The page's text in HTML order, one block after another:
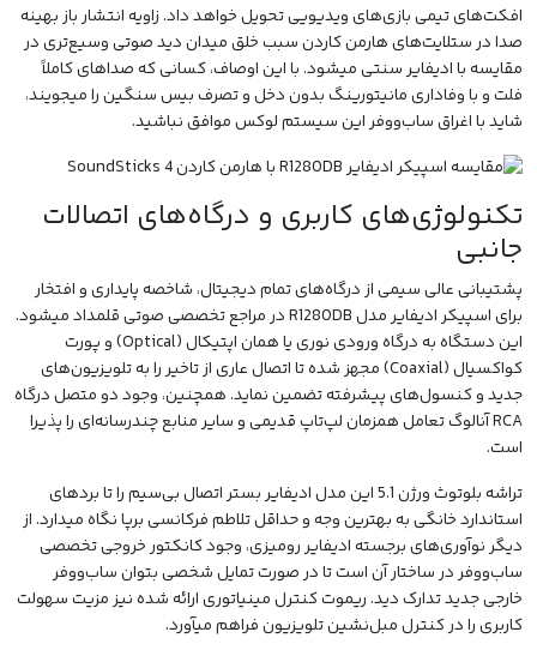
افکت‌های تیمی بازی‌های ویدیویی تحویل خواهد داد. زاویه انتشار باز بهینه
صدا در ستلایت‌های هارمن کاردن سبب خلق میدان دید صوتی وسیع‌تری در
مقایسه با ادیفایر سنتی میشود. با این اوصاف، کسانی که صداهای کاملاً
فلت و با وفاداری مانیتورینگ بدون دخل و تصرف بیس سنگین را میجویند،
شاید با اغراق ساب‌ووفر این سیستم لوکس موافق نباشید.
تکنولوژی‌های کاربری و درگاه‌های اتصالات
جانبی
پشتیبانی عالی سیمی از درگاه‌های تمام دیجیتال، شاخصه پایداری و افتخار
برای اسپیکر ادیفایر مدل R1280DB در مراجع تخصصی صوتی قلمداد میشود.
این دستگاه به درگاه ورودی نوری یا همان اپتیکال (Optical) و پورت
کواکسیال (Coaxial) مجهز شده تا اتصال عاری از تاخیر را به تلویزیون‌های
جدید و کنسول‌های پیشرفته تضمین نماید. همچنین، وجود دو متصل درگاه
RCA آنالوگ تعامل همزمان لپ‌تاپ قدیمی و سایر منابع چندرسانه‌ای را پذیرا
است.
تراشه بلوتوث ورژن 5.1 این مدل ادیفایر بستر اتصال بی‌سیم را تا بردهای
استاندارد خانگی به بهترین وجه و حداقل تلاطم فرکانسی برپا نگاه میدارد. از
دیگر نوآوری‌های برجسته ادیفایر رومیزی، وجود کانکتور خروجی تخصصی
ساب‌ووفر در ساختار آن است تا در صورت تمایل شخصی بتوان ساب‌ووفر
خارجی جدید تدارک دید. ریموت کنترل مینیاتوری ارائه شده نیز مزیت سهولت
کاربری را در کنترل مبل‌نشین تلویزیون فراهم میآورد.